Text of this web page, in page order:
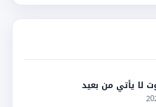
لا يأتي من بعيد